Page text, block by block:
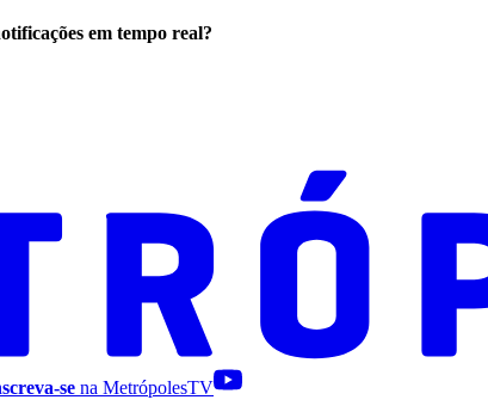
em tempo real?
se na MetrópolesTV